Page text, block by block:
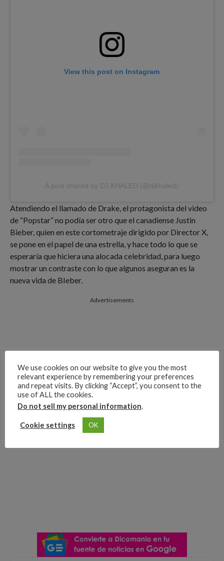
View this post on Instagram
A post shared by DJ KHALED (@djkhaled)
Atendiendo el llamado de Drake, el protagonista del video
de “Popstar” no podía ser otro que el canadiense Justin
Bieber, quien en este cortometraje dirigido por Director X,
se pone en el papel de una estrella, y hace todo lo que se
esperaría que hiciera una alocada celebridad, para luego
mostrar un contraste con lo que algunos aseguran es la
nueva vida de BIeber.
Advertisements
We use cookies on our website to give you the most
relevant experience by remembering your preferences
and repeat visits. By clicking “Accept”, you consent to the
use of ALL the cookies.
Do not sell my personal information.
Cookie settings OK